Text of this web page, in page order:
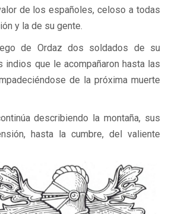
de los españoles, celoso a todas
y la de su gente.
de Ordaz dos soldados de su
indios que le acompañaron hasta las
de la próxima muerte
describiendo la montaña, sus
hasta la cumbre, del valiente